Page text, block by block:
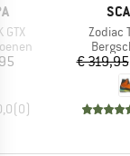
GTX
(0)
Artikel
Zodiac
€ 319,95